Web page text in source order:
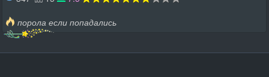
порола если попадались